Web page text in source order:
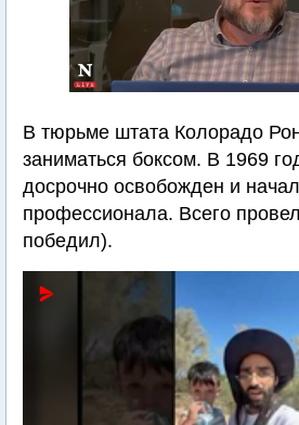
В тюрьме штата Колорадо
заниматься боксом. В 1969
досрочно освобожден и
профессионала. Всего
победил).